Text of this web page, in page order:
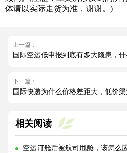
体请以实际走货为准，谢谢。)
上一篇：
下一篇：
国际快递为什么价格差距大，低价
相关阅读
空运订舱后被航司甩舱，该怎么应急处